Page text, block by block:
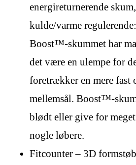
energireturnerende
kulde/varme
Boost™-skummet har
det være en ulempe for
foretrækker en mere fast
mellemsål. Boost™-
blødt eller give for
nogle løbere.
Fitcounter – 3D